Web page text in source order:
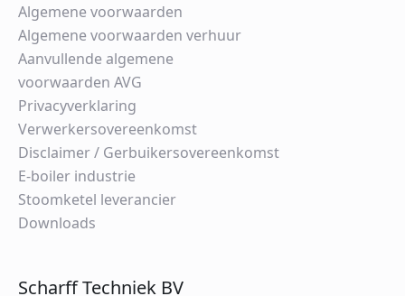
Algemene voorwaarden
Algemene voorwaarden verhuur
Aanvullende algemene
voorwaarden AVG
Privacyverklaring
Verwerkersovereenkomst
Disclaimer / Gerbuikersovereenkomst
E-boiler industrie
Stoomketel leverancier
Downloads
Scharff Techniek BV